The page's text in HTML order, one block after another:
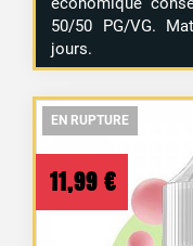
50/50 PG/VG.
jours.
EN RUPTURE
EN RUPTURE
11,99 €
EN RUPTURE